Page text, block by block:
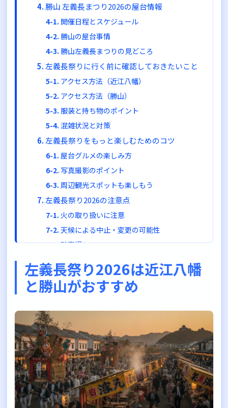
勝山 左義長まつり2026の屋台情報
開催日程とスケジュール
勝山の屋台事情
勝山左義長まつりの見どころ
左義長祭りに行く前に確認しておきたいこと
アクセス方法（近江八幡）
アクセス方法（勝山）
服装と持ち物のポイント
混雑状況と対策
左義長祭りをもっと楽しむためのコツ
屋台グルメの楽しみ方
写真撮影のポイント
周辺観光スポットも楽しもう
左義長祭り2026の注意点
火の取り扱いに注意
天候による中止・変更の可能性
駐車場について
まとめ：左義長祭り2026で屋台を楽しもう
左義長祭り2026は近江八幡
と勝山がおすすめ